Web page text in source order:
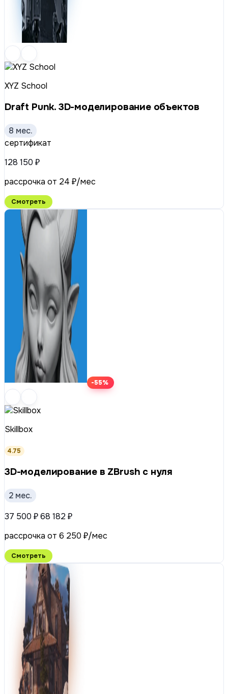
XYZ School
Draft Punk. 3D-моделирование объектов
8 мес.
сертификат
128 150 ₽
рассрочка от 24 ₽/мес
Смотреть
-55%
Skillbox
4.75
3D-моделирование в ZBrush с нуля
2 мес.
37 500 ₽68 182 ₽
рассрочка от 6 250 ₽/мес
Смотреть